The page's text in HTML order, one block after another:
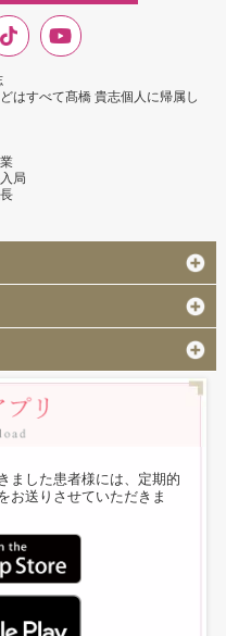
はすべて髙橋 貴志個人に帰属し
局
ました患者様には、定期的
お送りさせていただきま